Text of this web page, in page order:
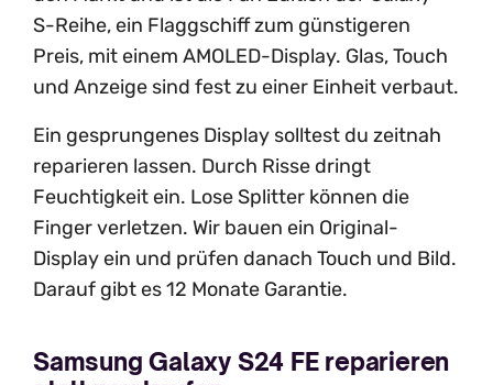
S-Reihe, ein Flaggschiff zum günstigeren
Preis, mit einem AMOLED-Display. Glas, Touch
und Anzeige sind fest zu einer Einheit verbaut.
Ein gesprungenes Display solltest du zeitnah
reparieren lassen. Durch Risse dringt
Feuchtigkeit ein. Lose Splitter können die
Finger verletzen. Wir bauen ein Original-
Display ein und prüfen danach Touch und Bild.
Darauf gibt es 12 Monate Garantie.
Samsung Galaxy S24 FE reparieren